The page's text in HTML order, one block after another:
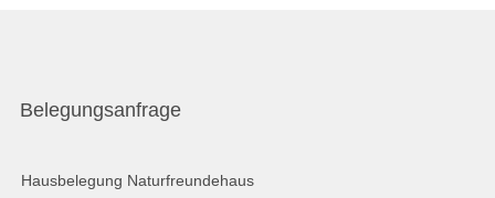
Belegungsanfrage
Hausbelegung Naturfreundehaus